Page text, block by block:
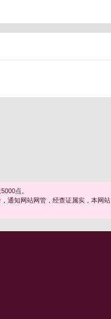
点。
通知网站网管，经查证属实，本网站